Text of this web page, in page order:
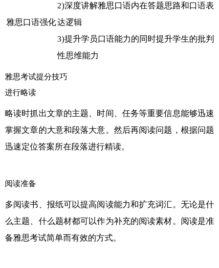
雅思口语强化
2)深度讲解雅思口语内在答题思路和口语表
达逻辑
3)提升学员口语能力的同时提升学生的批判
性思维能力
雅思考试提分技巧
进行略读
略读时抓出文章的主题、时间、任务等重要信息能够迅速
掌握文章的大意和段落大意。然后再阅读问题，根据问题
迅速定位答案所在段落进行精读。
阅读准备
多阅读书、报纸可以提高阅读能力和扩充词汇。无论是什
么主题、什么题材都可以作为补充的阅读素材。阅读是准
备雅思考试简单而有效的方式。